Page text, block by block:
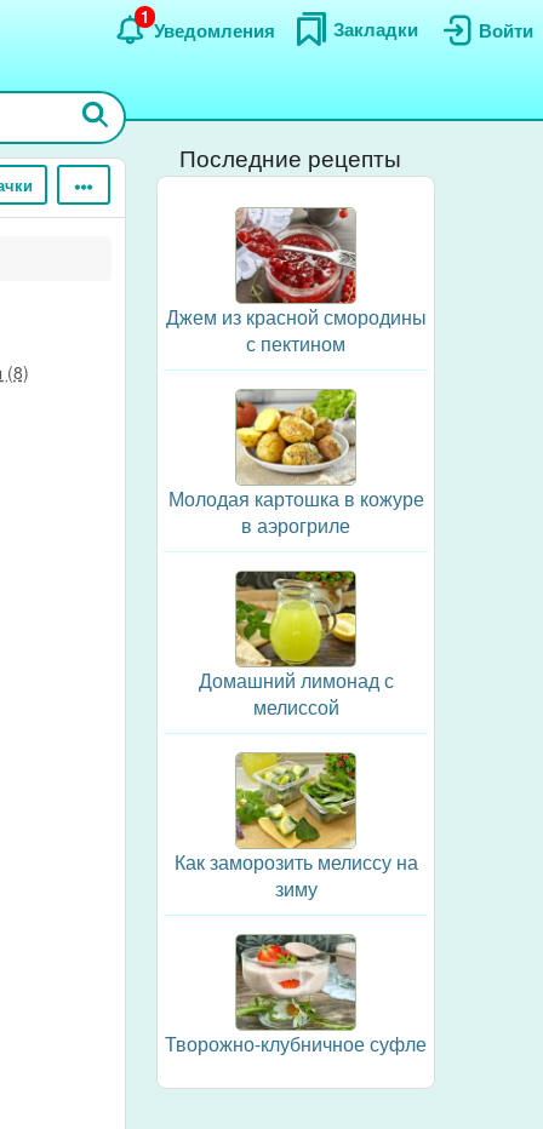
Войти
Закладки
Уведомления
1
(8)
Последние рецепты
Джем из красной смородины
с пектином
Молодая картошка в кожуре
в аэрогриле
Домашний лимонад с
мелиссой
Как заморозить мелиссу на
зиму
Творожно-клубничное суфле